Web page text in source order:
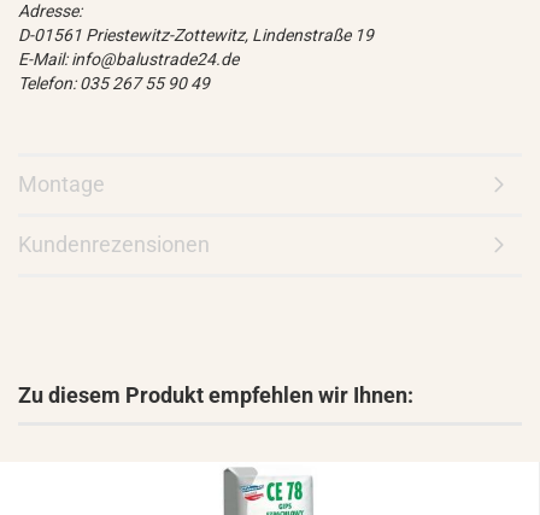
Adresse:
D-01561 Priestewitz-Zottewitz, Lindenstraße 19
E-Mail: info@balustrade24.de
Telefon: 035 267 55 90 49
Montage
Kundenrezensionen
Zu diesem Produkt empfehlen wir Ihnen: